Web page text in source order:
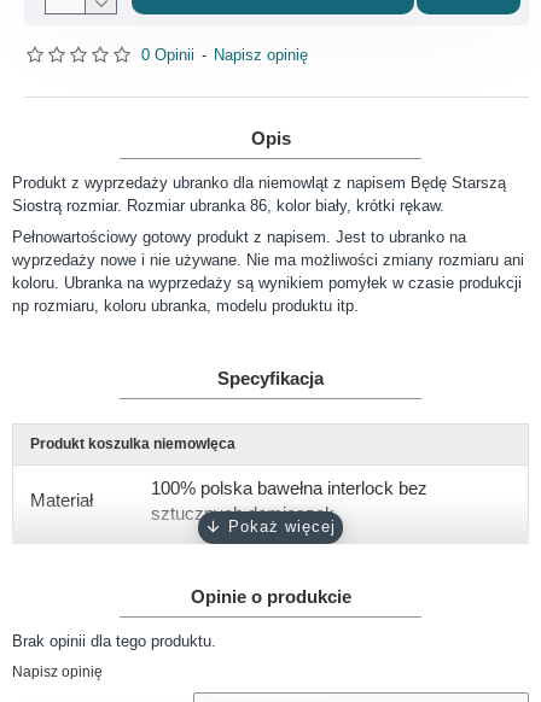
0 Opinii - Napisz opinię
Opis
Produkt z wyprzedaży ubranko dla niemowląt z napisem Będę Starszą
Siostrą rozmiar. Rozmiar ubranka 86, kolor biały, krótki rękaw.
Pełnowartościowy gotowy produkt z napisem. Jest to ubranko na
wyprzedaży nowe i nie używane. Nie ma możliwości zmiany rozmiaru ani
koloru. Ubranka na wyprzedaży są wynikiem pomyłek w czasie produkcji
np rozmiaru, koloru ubranka, modelu produktu itp.
Specyfikacja
Produkt koszulka niemowlęca
Materiał
100% polska bawełna interlock bez
sztucznych domieszek
krótki
Rozmiary 80
Opinie o produkcie
Brak opinii dla tego produktu.
Napisz opinię